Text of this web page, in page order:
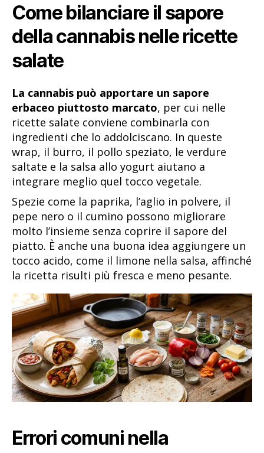
Come bilanciare il sapore
della cannabis nelle ricette
salate
La cannabis può apportare un sapore
erbaceo piuttosto marcato, per cui nelle
ricette salate conviene combinarla con
ingredienti che lo addolciscano. In queste
wrap, il burro, il pollo speziato, le verdure
saltate e la salsa allo yogurt aiutano a
integrare meglio quel tocco vegetale.
Spezie come la paprika, l’aglio in polvere, il
pepe nero o il cumino possono migliorare
molto l’insieme senza coprire il sapore del
piatto. È anche una buona idea aggiungere un
tocco acido, come il limone nella salsa, affinché
la ricetta risulti più fresca e meno pesante.
Errori comuni nella